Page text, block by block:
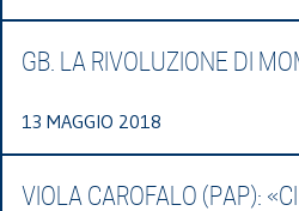
GB. LA RIVOLUZIONE DI
13 MAGGIO 2018
VIOLA CAROFALO (PAP):